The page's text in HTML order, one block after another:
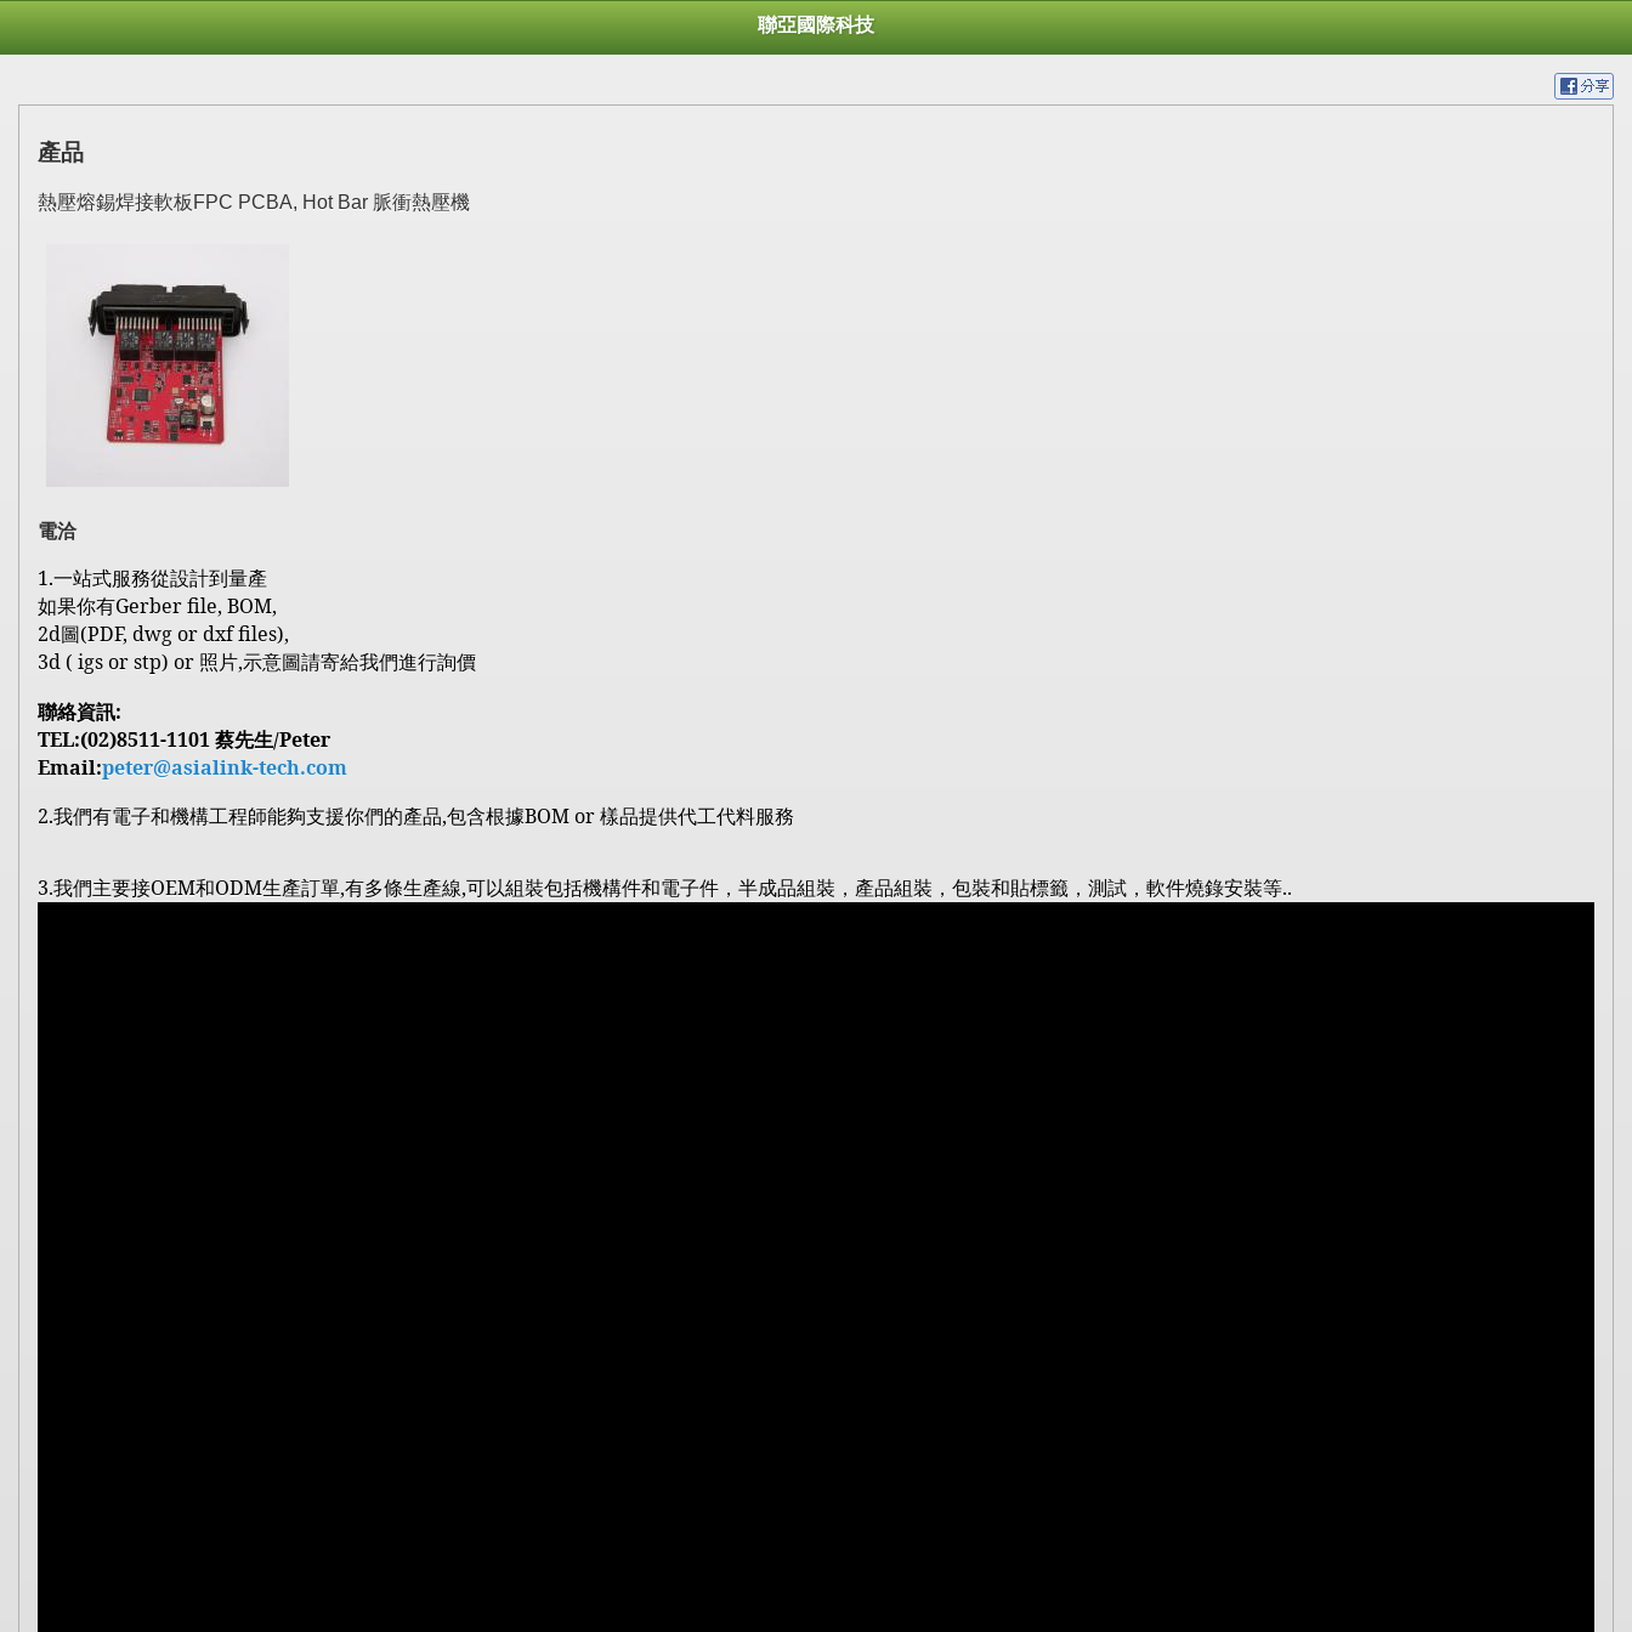
聯亞國際科技
產品
熱壓熔錫焊接軟板FPC PCBA, Hot Bar 脈衝熱壓機
電洽
1.一站式服務從設計到量產
如果你有Gerber file, BOM,
2d圖(PDF, dwg or dxf files),
3d ( igs or stp) or 照片,示意圖請寄給我們進行詢價
聯絡資訊:
TEL:(02)8511-1101 蔡先生/Peter
Email:peter@asialink-tech.com
2.我們有電子和機構工程師能夠支援你們的產品,包含根據BOM or樣品提供代工代料服務
3.我們主要接OEM和ODM生產訂單,有多條生產線,可以組裝包括機構件和電子件，半成品組裝，產品組裝，包裝和貼標籤，測試，軟件燒錄安裝等..